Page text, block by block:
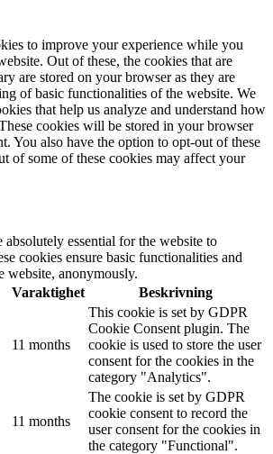
to improve your experience while you
Out of these, the cookies that are
are stored on your browser as they are
of basic functionalities of the website. We
that help us analyze and understand how
cookies will be stored in your browser
You also have the option to opt-out of these
of some of these cookies may affect your
absolutely essential for the website to
cookies ensure basic functionalities and
website, anonymously.
Varaktighet Beskrivning
11 months
This cookie is set by GDPR
Cookie Consent plugin. The
cookie is used to store the user
consent for the cookies in the
category "Analytics".
11 months
The cookie is set by GDPR
cookie consent to record the
user consent for the cookies in
the category "Functional".